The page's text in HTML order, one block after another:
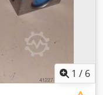
1 / 6